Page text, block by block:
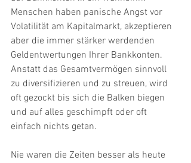
Menschen haben panische Angst vor
Volatilität am Kapitalmarkt, akzeptieren
aber die immer stärker werdenden
Geldentwertungen Ihrer Bankkonten.
Anstatt das Gesamtvermögen sinnvoll
zu diversifizieren und zu streuen, wird
oft gezockt bis sich die Balken biegen
und auf alles geschimpft oder oft
einfach nichts getan.
Nie waren die Zeiten besser als heute